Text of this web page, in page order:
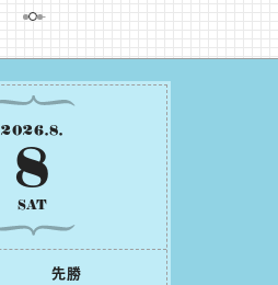
2026.8.
8
SAT
先勝